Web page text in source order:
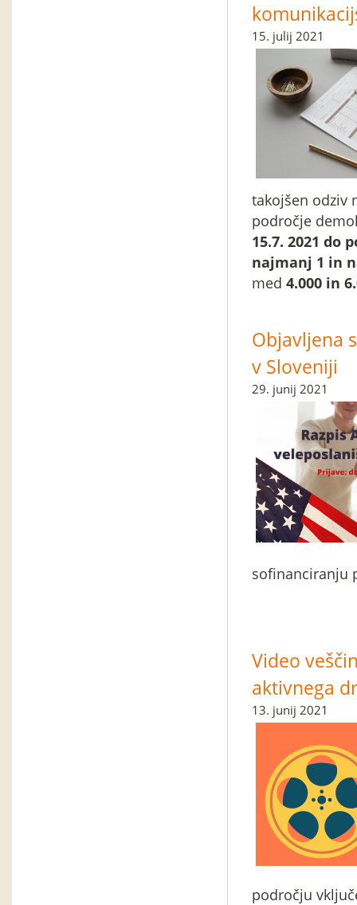
15. julij 2021
takojšen odziv
področje
15.7. 2021 do
najmanj 1 in
med 4.000 in
Objavljena
v Sloveniji
29. junij 2021
sofinanciranju
Video
aktivnega
13. junij 2021
področju